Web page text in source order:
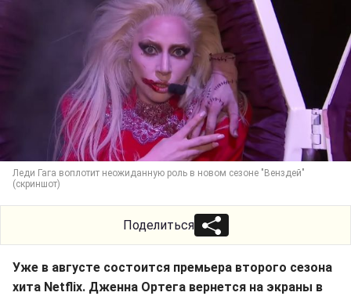
Леди Гага воплотит неожиданную роль в новом сезоне "Венздей"
(скриншот)
Поделиться
Уже в августе состоится премьера второго сезона
хита Netflix. Дженна Ортега вернется на экраны в